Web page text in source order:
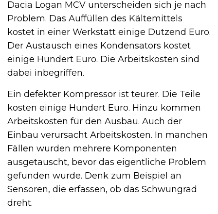
Dacia Logan MCV unterscheiden sich je nach
Problem. Das Auffüllen des Kältemittels
kostet in einer Werkstatt einige Dutzend Euro.
Der Austausch eines Kondensators kostet
einige Hundert Euro. Die Arbeitskosten sind
dabei inbegriffen.
Ein defekter Kompressor ist teurer. Die Teile
kosten einige Hundert Euro. Hinzu kommen
Arbeitskosten für den Ausbau. Auch der
Einbau verursacht Arbeitskosten. In manchen
Fällen wurden mehrere Komponenten
ausgetauscht, bevor das eigentliche Problem
gefunden wurde. Denk zum Beispiel an
Sensoren, die erfassen, ob das Schwungrad
dreht.